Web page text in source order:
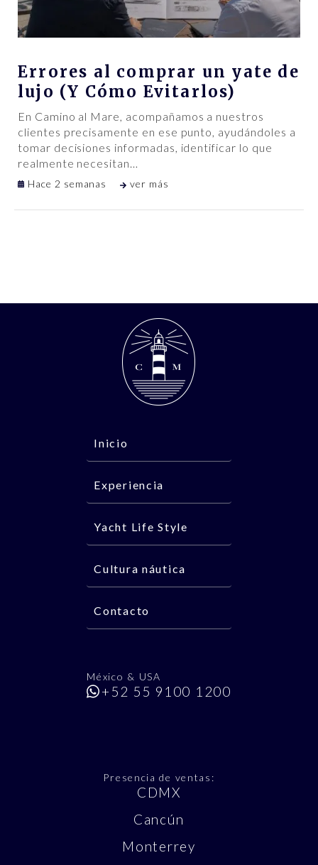
Errores al comprar un yate de
lujo (Y Cómo Evitarlos)
En Camino al Mare, acompañamos a nuestros
clientes precisamente en ese punto, ayudándoles a
tomar decisiones informadas, identificar lo que
realmente necesitan…
Hace 2 semanas ver más
Inicio
Experiencia
Yacht Life Style
Cultura náutica
Contacto
México & USA
+52 55 9100 1200
Presencia de ventas:
CDMX
Cancún
Monterrey